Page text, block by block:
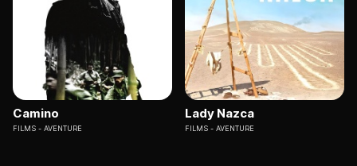
Camino
FILMS AVENTURE
Lady Nazca
FILMS AVENTURE